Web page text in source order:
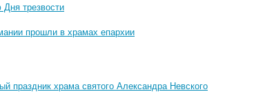
трезвости
прошли в храмах епархии
праздник храма святого Александра Невского